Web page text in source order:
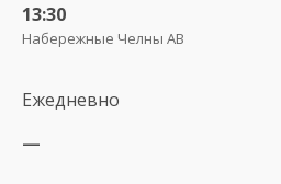
13:30
Набережные Челны АВ
Ежедневно
—